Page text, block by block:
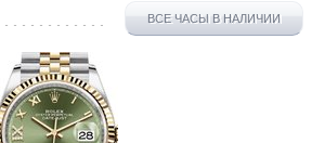
ВСЕ ЧАСЫ В НАЛИЧИИ